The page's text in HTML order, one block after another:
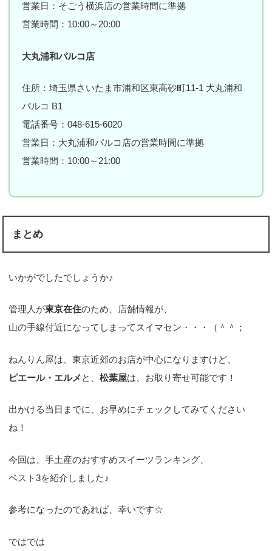
営業日：そごう横浜店の営業時間に準拠
営業時間：10:00～20:00
大丸浦和パルコ店
住所：埼玉県さいたま市浦和区東高砂町11-1 大丸浦和
パルコ B1
電話番号：048-615-6020
営業日：大丸浦和パルコ店の営業時間に準拠
営業時間：10:00～21:00
まとめ
いかがでしたでしょうか♪
管理人が東京在住のため、店舗情報が、
山の手線付近になってしまってスイマセン・・・（＾＾；
ねんりん屋は、東京近郊のお店が中心になりますけど、
ピエール・エルメ と、松葉屋は、お取り寄せ可能です！
出かける当日までに、お早めにチェックしてみてください
ね！
今回は、手土産のおすすめスイーツランキング、
ベスト3を紹介しました♪
参考になったのであれば、幸いです☆
ではでは